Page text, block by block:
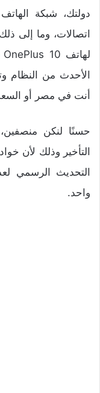
دولتك، شبكة
اتصالات، وما إلى
الأحدث من النظام
أنت في مصر أو
حسنًا لنكن
التأخير وذلك لأن
التحديث الرسمي
واحد.